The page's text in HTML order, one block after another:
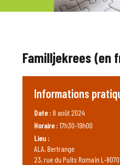
Familljekrees (en
Informations
Date : 8 août 2024
Horaire : 17h30-19h00
Lieu :
ALA, Bertrange
23, rue du Puits Romain L-